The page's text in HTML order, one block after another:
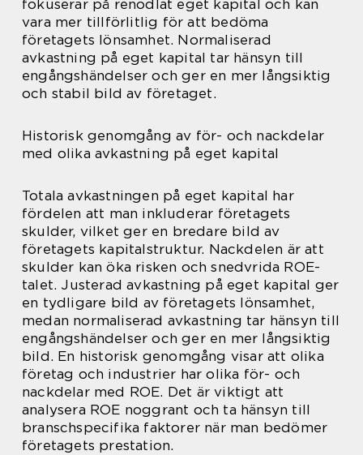
fokuserar på renodlat eget kapital och kan
vara mer tillförlitlig för att bedöma
företagets lönsamhet. Normaliserad
avkastning på eget kapital tar hänsyn till
engångshändelser och ger en mer långsiktig
och stabil bild av företaget.
Historisk genomgång av för- och nackdelar
med olika avkastning på eget kapital
Totala avkastningen på eget kapital har
fördelen att man inkluderar företagets
skulder, vilket ger en bredare bild av
företagets kapitalstruktur. Nackdelen är att
skulder kan öka risken och snedvrida ROE-
talet. Justerad avkastning på eget kapital ger
en tydligare bild av företagets lönsamhet,
medan normaliserad avkastning tar hänsyn till
engångshändelser och ger en mer långsiktig
bild. En historisk genomgång visar att olika
företag och industrier har olika för- och
nackdelar med ROE. Det är viktigt att
analysera ROE noggrant och ta hänsyn till
branschspecifika faktorer när man bedömer
företagets prestation.